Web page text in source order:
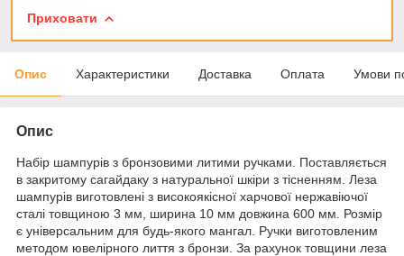
Приховати
Опис Характеристики Доставка Оплата Умови
Опис
Набір шампурів з бронзовими литими ручками. Поставляється
в закритому сагайдаку з натуральної шкіри з тісненням. Леза
шампурів виготовлені з високоякісної харчової нержавіючої
сталі товщиною 3 мм, ширина 10 мм довжина 600 мм. Розмір
є універсальним для будь-якого мангал. Ручки виготовленим
методом ювелірного лиття з бронзи. За рахунок товщини леза